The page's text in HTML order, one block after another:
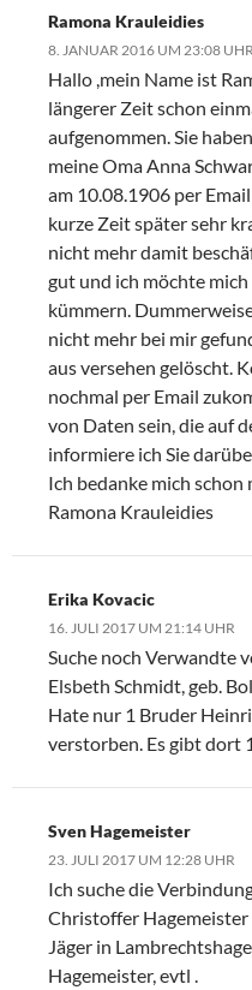
Ramona Krauleidies
8. JANUAR 2016 UM 23:08 UHR
Hallo ,mein Name ist
längerer Zeit schon
aufgenommen. Sie
meine Oma Anna
am 10.08.1906 per
kurze Zeit später sehr
nicht mehr damit
gut und ich möchte
kümmern.
nicht mehr bei mir
aus versehen gelöscht.
nochmal per Email
von Daten sein, die auf
informiere ich Sie
Ich bedanke mich schon
Ramona Krauleidies
Erika Kovacic
16. JULI 2017 UM 21:14 UHR
Suche noch Verwandte
Elsbeth Schmidt, geb.
Hate nur 1 Bruder
verstorben. Es gibt dort
Sven Hagemeister
23. JULI 2017 UM 12:28 UHR
Ich suche die
Christoffer
Jäger in
Hagemeister, evtl .